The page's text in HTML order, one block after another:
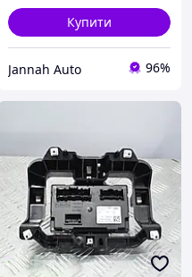
Купити
Jannah Auto 96%